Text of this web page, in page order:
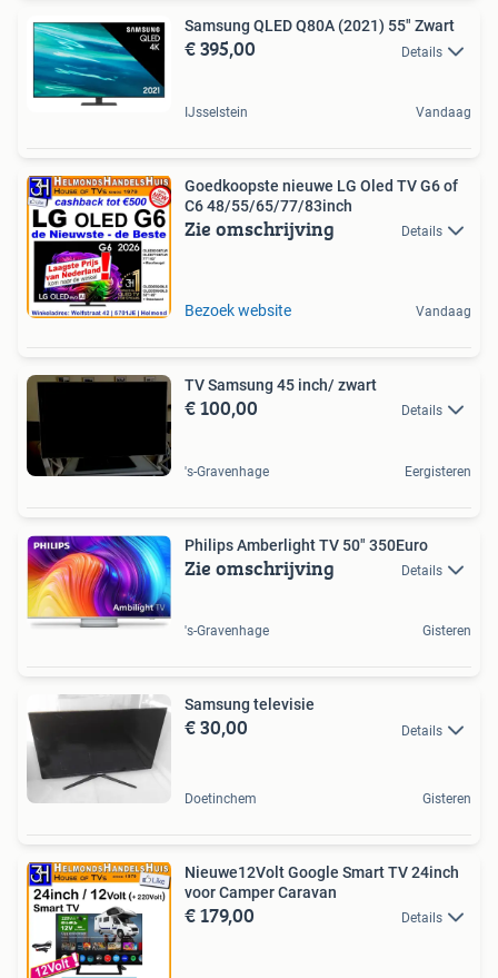
Samsung QLED Q80A (2021) 55" Zwart
€ 395,00 Details
IJsselstein Vandaag
Goedkoopste nieuwe LG Oled TV G6 of
C6 48/55/65/77/83inch
Zie omschrijving Details
Bezoek website Vandaag
TV Samsung 45 inch/ zwart
€ 100,00 Details
's-Gravenhage Eergisteren
Philips Amberlight TV 50" 350Euro
Zie omschrijving Details
's-Gravenhage Gisteren
Samsung televisie
€ 30,00 Details
Doetinchem Gisteren
Nieuwe12Volt Google Smart TV 24inch
voor Camper Caravan
€ 179,00 Details